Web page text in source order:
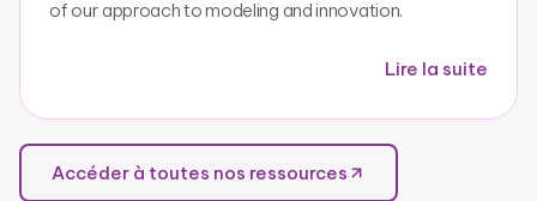
of our approach to modeling and innovation.
Lire la suite
Accéder à toutes nos ressources